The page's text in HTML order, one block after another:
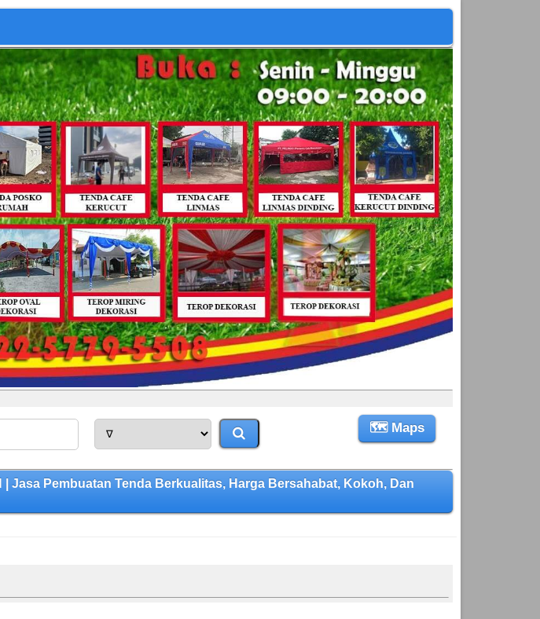
🗺 Maps
Jasa Pembuatan Tenda Berkualitas, Harga Bersahabat, Kokoh, Dan